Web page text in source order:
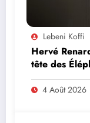
Lebeni Koffi
Hervé
tête des
4 Août 2026